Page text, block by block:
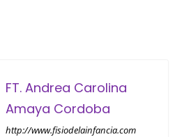
FT. Andrea Carolina
Amaya Cordoba
http://www.fisiodelainfancia.com